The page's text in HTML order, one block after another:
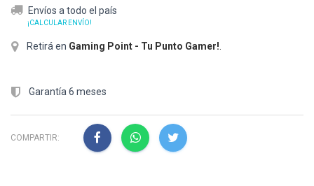
Envíos a todo el país
¡CALCULAR ENVÍO!
Retirá en Gaming Point - Tu Punto Gamer!
Garantía 6 meses
COMPARTIR: